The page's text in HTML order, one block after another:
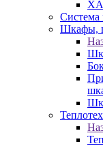
Система
Шкафы,